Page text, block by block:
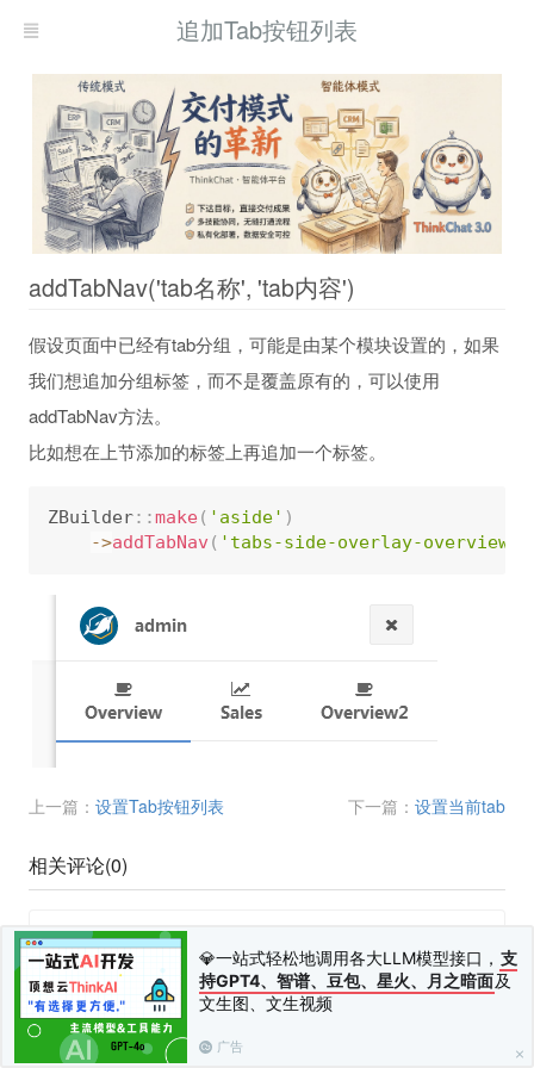
💎一站式轻松地调用各大LLM模型接口， 支
持GPT4、智谱、豆包、星火、月之暗面及
文生图、文生视频
广告
追加Tab按钮列表
addTabNav('tab名称', 'tab内容')
假设页面中已经有tab分组，可能是由某个模块设置的，如果
我们想追加分组标签，而不是覆盖原有的，可以使用
addTabNav方法。
比如想在上节添加的标签上再追加一个标签。
ZBuilder: :make ( 'aside' )
->addTabNav ( 'tabs-side-overlay-overview2'
上一篇： 设置Tab按钮列表 下一篇： 设置当前tab
相关评论(0)
您需要登录并 绑定手机 后才可以发表评论